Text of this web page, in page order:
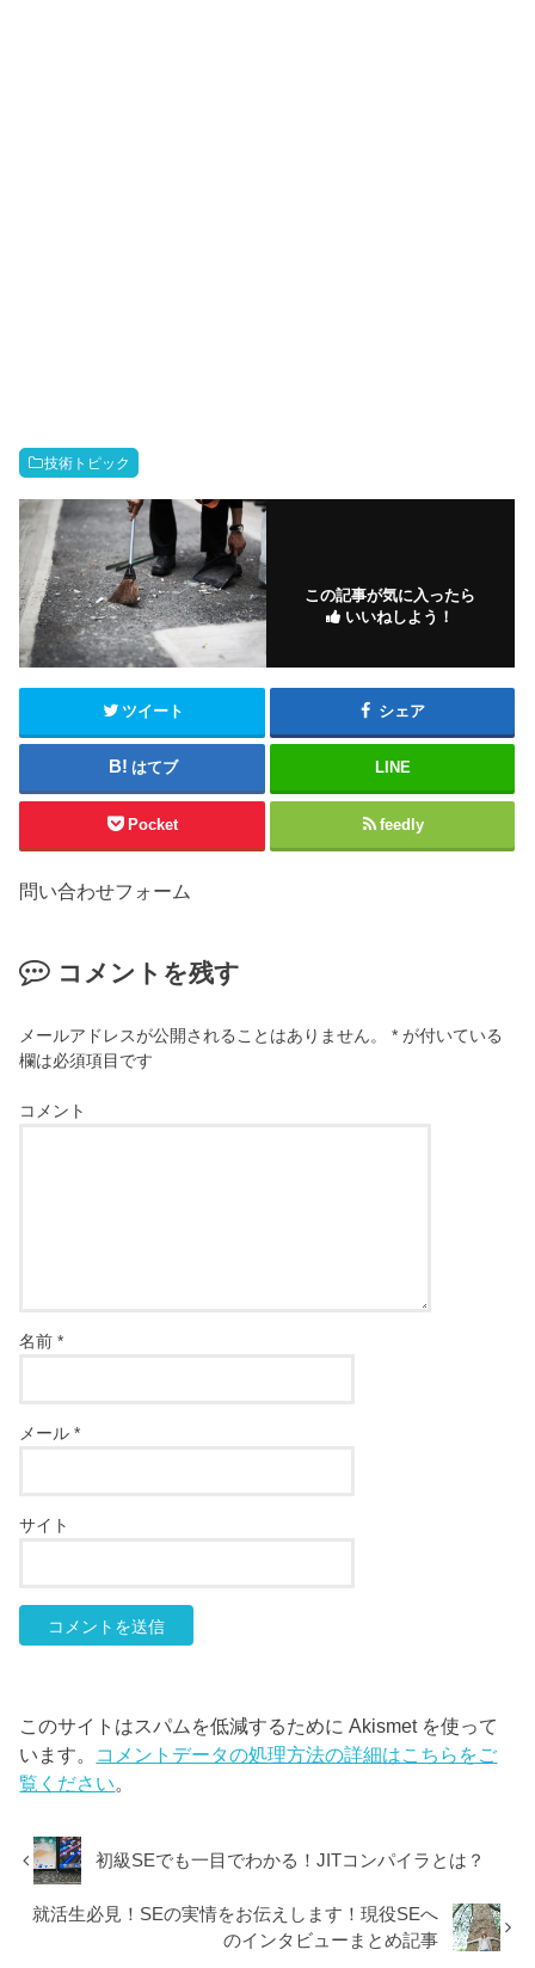
技術トピック
この記事が気に入ったら
いいねしよう！
ツイート シェア
はてブ LINE
Pocket feedly
問い合わせフォーム
コメントを残す
メールアドレスが公開されることはありません。 * が付いている
欄は必須項目です
コメント
名前*
メール*
サイト
このサイトはスパムを低減するために Akismet を使って
います。 コメントデータの処理方法の詳細はこちらをご
覧ください。
初級SEでも一目でわかる！JITコンパイラとは？
就活生必見！SEの実情をお伝えします！現役SEへ
のインタビューまとめ記事